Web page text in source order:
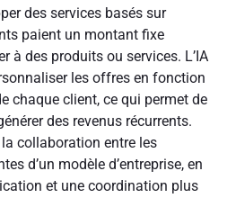
des services basés sur
paient un montant fixe
à des produits ou services. L’IA
les offres en fonction
chaque client, ce qui permet de
des revenus récurrents.
la collaboration entre les
d’un modèle d’entreprise, en
et une coordination plus